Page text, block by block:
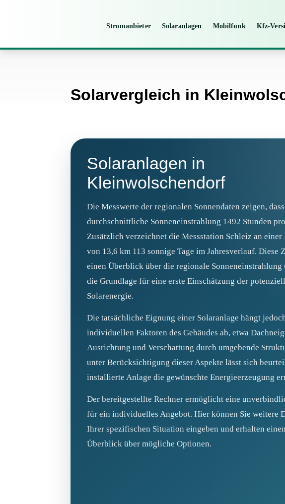
Stromanbieter Solaranlagen Mobilfunk Kfz-
Solarvergleich in
Solaranlagen in
Kleinwolschendorf
Die Messwerte der regionalen Sonnendaten zeigen,
durchschnittliche Sonneneinstrahlung 1492 Stunden
Zusätzlich verzeichnet die Messstation Schleiz an einer
von 13,6 km 113 sonnige Tage im Jahresverlauf. Diese
einen Überblick über die regionale Sonneneinstrahlung
die Grundlage für eine erste Einschätzung der
Solarenergie.
Die tatsächliche Eignung einer Solaranlage hängt
individuellen Faktoren des Gebäudes ab, etwa
Ausrichtung und Verschattung durch umgebende
unter Berücksichtigung dieser Aspekte lässt sich
installierte Anlage die gewünschte Energieerzeugung
Der bereitgestellte Rechner ermöglicht eine
für ein individuelles Angebot. Hier können Sie weitere
Ihrer spezifischen Situation eingeben und erhalten
Überblick über mögliche Optionen.